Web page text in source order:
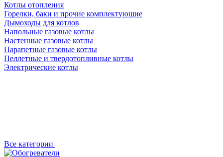
Котлы отопления
Горелки, баки и прочие комплектующие
Дымоходы для котлов
Напольные газовые котлы
Настенные газовые котлы
Парапетные газовые котлы
Пеллетные и твердотопливные котлы
Электрические котлы
Все категории